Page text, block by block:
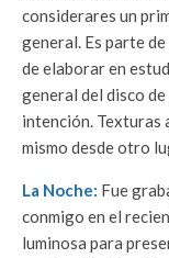
considerares un
general. Es parte
de elaborar en
general del disco
intención. Texturas
mismo desde otro
La Noche: Fue
conmigo en el
luminosa para